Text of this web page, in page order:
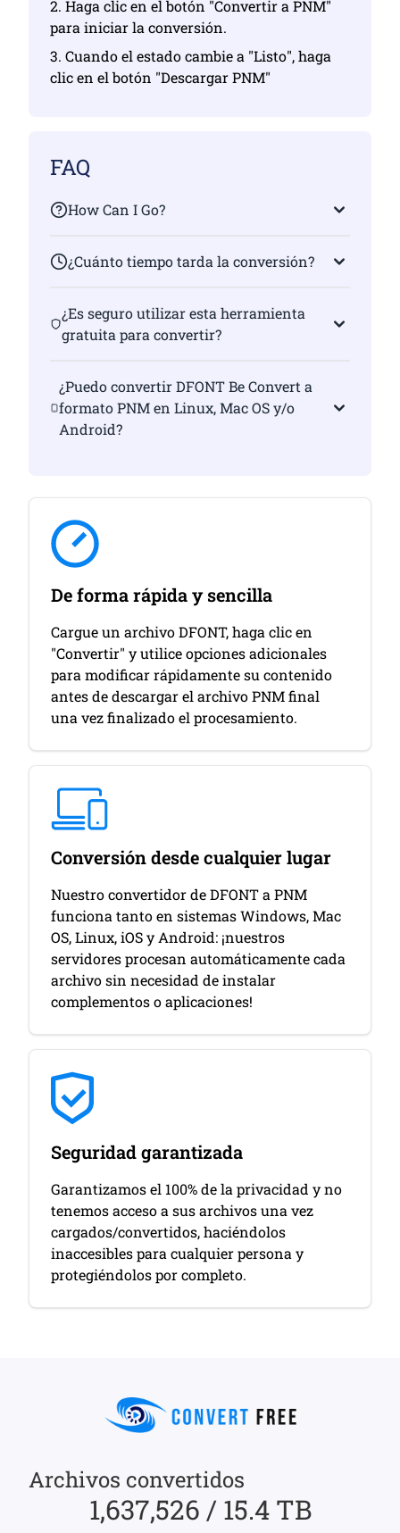
2. Haga clic en el botón "Convertir a PNM"
para iniciar la conversión.
3. Cuando el estado cambie a "Listo", haga
clic en el botón "Descargar PNM"
FAQ
How Can I Go?
¿Cuánto tiempo tarda la conversión?
¿Es seguro utilizar esta herramienta
gratuita para convertir?
¿Puedo convertir DFONT Be Convert a
formato PNM en Linux, Mac OS y/o
Android?
De forma rápida y sencilla
Cargue un archivo DFONT, haga clic en
"Convertir" y utilice opciones adicionales
para modificar rápidamente su contenido
antes de descargar el archivo PNM final
una vez finalizado el procesamiento.
Conversión desde cualquier lugar
Nuestro convertidor de DFONT a PNM
funciona tanto en sistemas Windows, Mac
OS, Linux, iOS y Android: ¡nuestros
servidores procesan automáticamente cada
archivo sin necesidad de instalar
complementos o aplicaciones!
Seguridad garantizada
Garantizamos el 100% de la privacidad y no
tenemos acceso a sus archivos una vez
cargados/convertidos, haciéndolos
inaccesibles para cualquier persona y
protegiéndolos por completo.
Archivos convertidos
1,637,526 / 15.4 TB